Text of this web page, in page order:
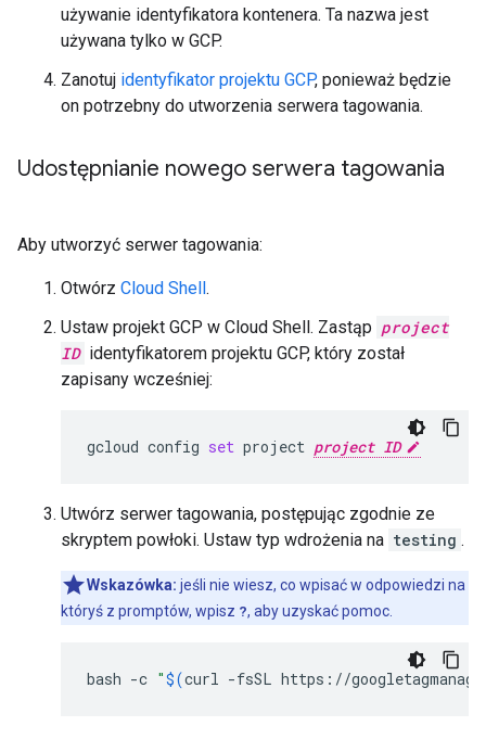
używanie identyfikatora kontenera. Ta nazwa jest
używana tylko w GCP.
Zanotuj identyfikator projektu GCP, ponieważ będzie
on potrzebny do utworzenia serwera tagowania.
Udostępnianie nowego serwera tagowania
Aby utworzyć serwer tagowania:
Otwórz Cloud Shell.
Ustaw projekt GCP w Cloud Shell. Zastąp project
ID identyfikatorem projektu GCP, który został
zapisany wcześniej:
gcloud config set project project ID
Utwórz serwer tagowania, postępując zgodnie ze
skryptem powłoki. Ustaw typ wdrożenia na testing .
Wskazówka: jeśli nie wiesz, co wpisać w odpowiedzi na
któryś z promptów, wpisz ?, aby uzyskać pomoc.
bash -c "$(curl -fsSL https://